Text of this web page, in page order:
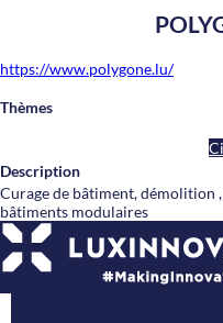
https://www.polygone.lu/
Thèmes
Description
Curage de bâtiment, démolition
bâtiments modulaires